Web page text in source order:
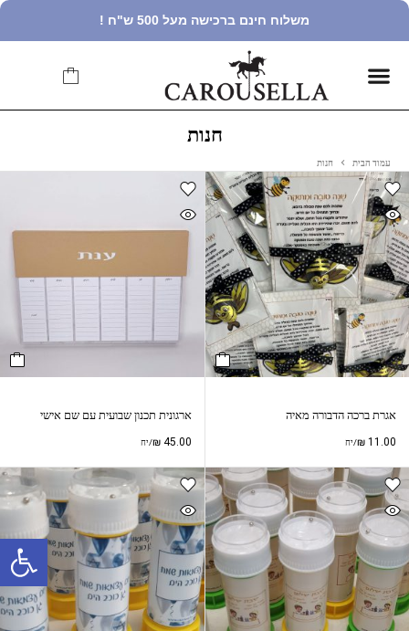
פתח סרגל נגישות
משלוח חינם ברכישה מעל 500 ש"ח !
עמוד הבית חנות
חנות
אגרת ברכה הדבורה מאיה
₪ 11.00 /יח
ארגונית תכנון שבועית עם שם אישי
₪45.00 /יח